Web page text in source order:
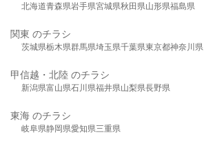
北海道青森県岩手県宮城県秋田県山形県福島県
関東 のチラシ
茨城県栃木県群馬県埼玉県千葉県東京都神奈川県
甲信越・北陸 のチラシ
新潟県富山県石川県福井県山梨県長野県
東海 のチラシ
岐阜県静岡県愛知県三重県